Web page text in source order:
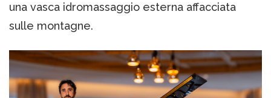
una vasca idromassaggio esterna affacciata
sulle montagne.